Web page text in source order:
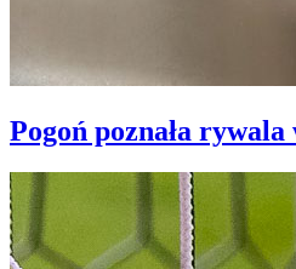
Pogoń poznała